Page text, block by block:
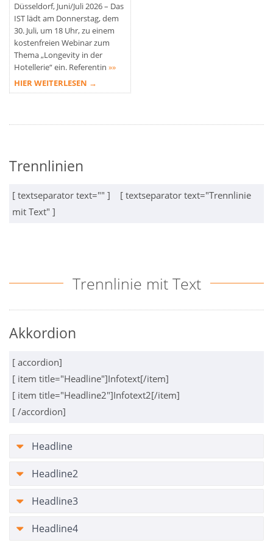
Düsseldorf, Juni/Juli 2026 – Das
IST lädt am Donnerstag, dem
30. Juli, um 18 Uhr, zu einem
kostenfreien Webinar zum
Thema „Longevity in der
Hotellerie“ ein. Referentin »»
HIER WEITERLESEN →
Trennlinien
[ textseparator text="" ] [ textseparator text="Trennlinie
mit Text" ]
Trennlinie mit Text
Akkordion
[ accordion]
[ item title="Headline"]Infotext[/item]
[ item title="Headline2"]Infotext2[/item]
[ /accordion]
Headline
Headline2
Headline3
Headline4